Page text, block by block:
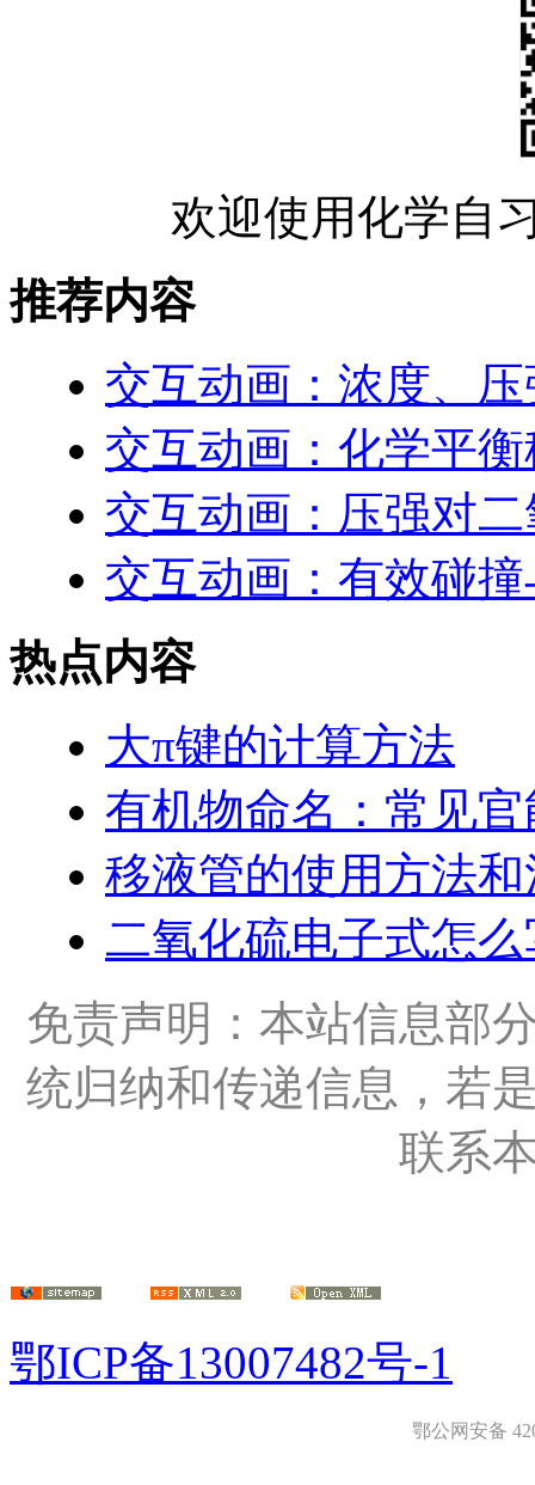
欢迎使用化学自
推荐内容
交互动画：浓度、
交互动画：化学平
交互动画：压强对
交互动画：有效碰
热点内容
大π键的计算方法
有机物命名：常见
移液管的使用方法
二氧化硫电子式怎
免责声明：本站信息部
统归纳和传递信息，若
联系
鄂ICP备13007482号-1
鄂公网安备